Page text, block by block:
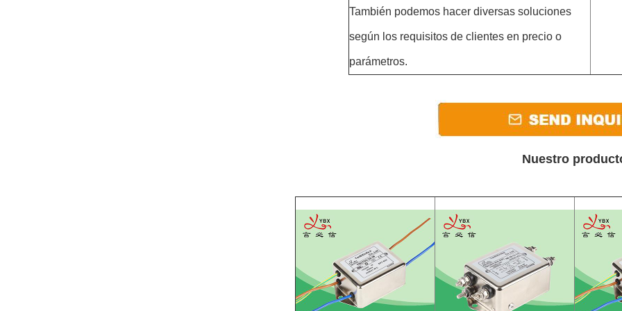
También podemos hacer diversas soluciones
según los requisitos de clientes en precio o
parámetros.
Nuestro